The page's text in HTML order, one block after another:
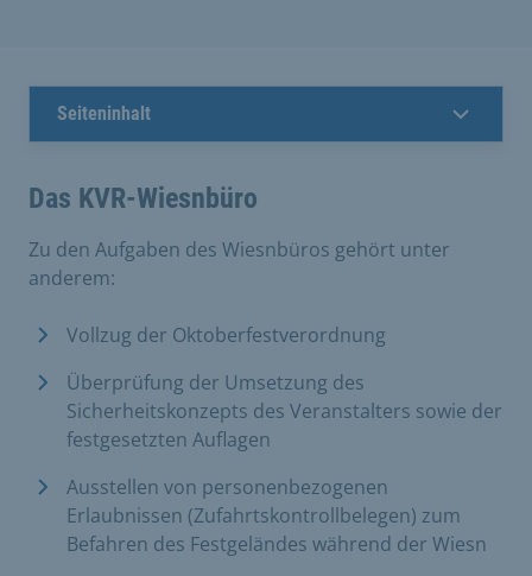
Seiteninhalt
Das KVR-Wiesnbüro
Zu den Aufgaben des Wiesnbüros gehört unter
anderem:
Vollzug der Oktoberfestverordnung
Überprüfung der Umsetzung des
Sicherheitskonzepts des Veranstalters sowie der
festgesetzten Auflagen
Ausstellen von personenbezogenen
Erlaubnissen (Zufahrtskontrollbelegen) zum
Befahren des Festgeländes während der Wiesn